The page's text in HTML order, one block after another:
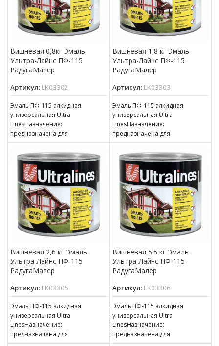
Вишневая 0,8кг Эмаль
Ультра-Лайнс ПФ-115
РадугаМалер
Артикул: LK03302
Эмаль ПФ-115 алкидная
универсальная Ultra
LinesНазначение:
предназначена для
окрашивания деревянных,
металлических и других
поверхностей, подвергающихся
атмосферным воздействиям,
для окраски внутри
Вишневая 1,8 кг Эмаль
Ультра-Лайнс ПФ-115
РадугаМалер
Артикул: LK03303
Эмаль ПФ-115 алкидная
универсальная Ultra
LinesНазначение:
предназначена для
окрашивания деревянных,
металлических и других
поверхностей, подвергающихся
атмосферным воздействиям,
для окраски внутри
Вишневая 2,6 кг Эмаль
Ультра-Лайнс ПФ-115
РадугаМалер
Артикул: LK03305
Эмаль ПФ-115 алкидная
универсальная Ultra
LinesНазначение:
предназначена для
окрашивания деревянных,
Вишневая 5.5 кг Эмаль
Ультра-Лайнс ПФ-115
РадугаМалер
Артикул: LK03306
Эмаль ПФ-115 алкидная
универсальная Ultra
LinesНазначение:
предназначена для
окрашивания деревянных,